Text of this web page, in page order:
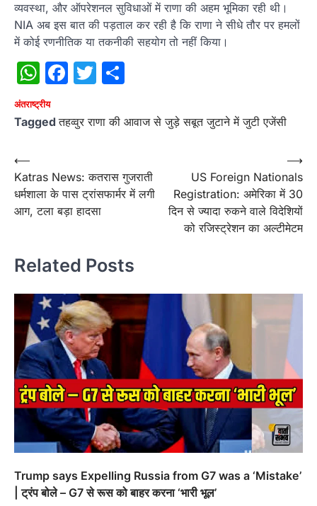
व्यवस्था, और ऑपरेशनल सुविधाओं में राणा की अहम भूमिका रही थी।
NIA अब इस बात की पड़ताल कर रही है कि राणा ने सीधे तौर पर हमलों
में कोई रणनीतिक या तकनीकी सहयोग तो नहीं किया।
WhatsApp
Facebook
Twitter
अंतराष्‍ट्रीय
Taggedतहव्वुर राणा की आवाज से जुड़े सबूत जुटाने में जुटी एजेंसी
Post
navigation
⟵
Katras News: कतरास गुजराती
धर्मशाला के पास ट्रांसफार्मर में लगी
आग, टला बड़ा हादसा
US Foreign Nationals
Registration: अमेरिका में 30
दिन से ज्यादा रुकने वाले विदेशियों
को रजिस्ट्रेशन का अल्टीमेटम
⟶
Related Posts
Trump says Expelling Russia from G7 was a ‘Mistake’
| ट्रंप बोले – G7 से रूस को बाहर करना ‘भारी भूल’